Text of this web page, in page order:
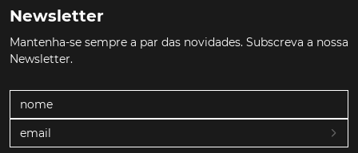
Newsletter
Mantenha-se sempre a par das novidades. Subscreva a nossa
Newsletter.